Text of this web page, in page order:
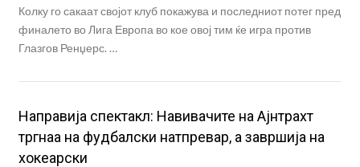
Колку го сакаат својот клуб покажува и последниот потег пред
финалето во Лига Европа во кое овој тим ќе игра против
Глазгов Ренџерс. …
Направија спектакл: Навивачите на Ајнтрахт
тргнаа на фудбалски натпревар, а завршија на
хокеарски